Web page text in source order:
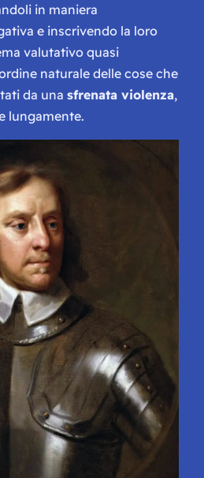
in maniera
e inscrivendo la loro
valutativo quasi
naturale delle cose che
da una sfrenata violenza,
lungamente.